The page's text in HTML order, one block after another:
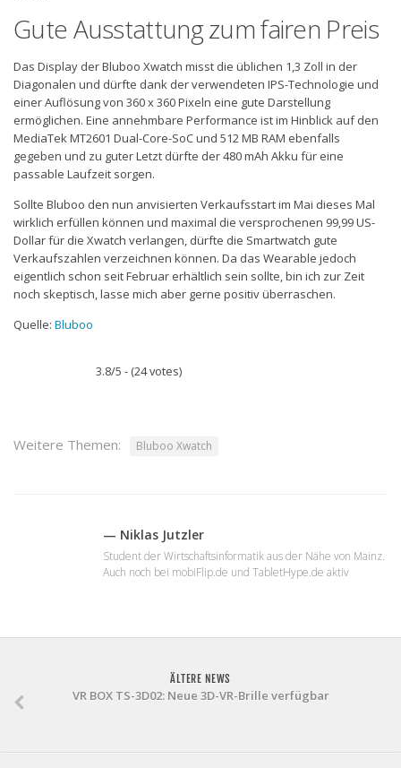
Gute Ausstattung zum fairen Preis
Das Display der Bluboo Xwatch misst die üblichen 1,3 Zoll in der
Diagonalen und dürfte dank der verwendeten IPS-Technologie und
einer Auflösung von 360 x 360 Pixeln eine gute Darstellung
ermöglichen. Eine annehmbare Performance ist im Hinblick auf den
MediaTek MT2601 Dual-Core-SoC und 512 MB RAM ebenfalls
gegeben und zu guter Letzt dürfte der 480 mAh Akku für eine
passable Laufzeit sorgen.
Sollte Bluboo den nun anvisierten Verkaufsstart im Mai dieses Mal
wirklich erfüllen können und maximal die versprochenen 99,99 US-
Dollar für die Xwatch verlangen, dürfte die Smartwatch gute
Verkaufszahlen verzeichnen können. Da das Wearable jedoch
eigentlich schon seit Februar erhältlich sein sollte, bin ich zur Zeit
noch skeptisch, lasse mich aber gerne positiv überraschen.
Quelle: Bluboo
3.8/5 - (24 votes)
Weitere Themen: Bluboo Xwatch
— Niklas Jutzler
Student der Wirtschaftsinformatik aus der Nähe von Mainz.
Auch noch bei mobiFlip.de und TabletHype.de aktiv
ÄLTERE NEWS
VR BOX TS-3D02: Neue 3D-VR-Brille verfügbar